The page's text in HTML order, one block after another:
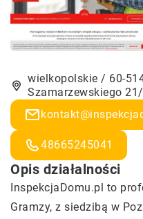
wielkopolskie / 60-
Szamarzewskiego
48665245041
Opis działalności
InspekcjaDomu.pl to
Gramzy, z siedzibą w